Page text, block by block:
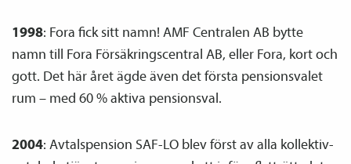
1998: Fora fick sitt namn! AMF Centralen AB bytte
namn till Fora Försäkringscentral AB, eller Fora, kort och
gott. Det här året ägde även det första pensions­valet
rum – med 60 % aktiva pensions­val.
2004: Avtals­pension SAF-LO blev först av alla kollektiv­